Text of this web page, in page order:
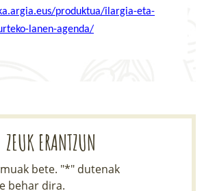
produktua/ilargia-eta-
lanen-agenda/
ZEUK ERANTZUN
bete. "*" dutenak
behar dira.